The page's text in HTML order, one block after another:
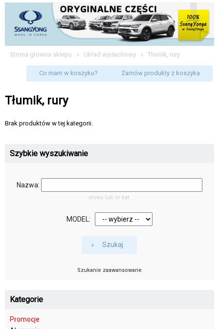
Strona główna sklepu » Układ wydechowy » Tłumik, rury
Co mam w koszyku? Zamów produkty z koszyka
Tłumik, rury
Brak produktów w tej kategorii.
Szybkie wyszukiwanie
Nazwa:
słowo lub nr kat.
MODEL:
Szukaj
Szukanie zaawansowane
Kategorie
Promocje